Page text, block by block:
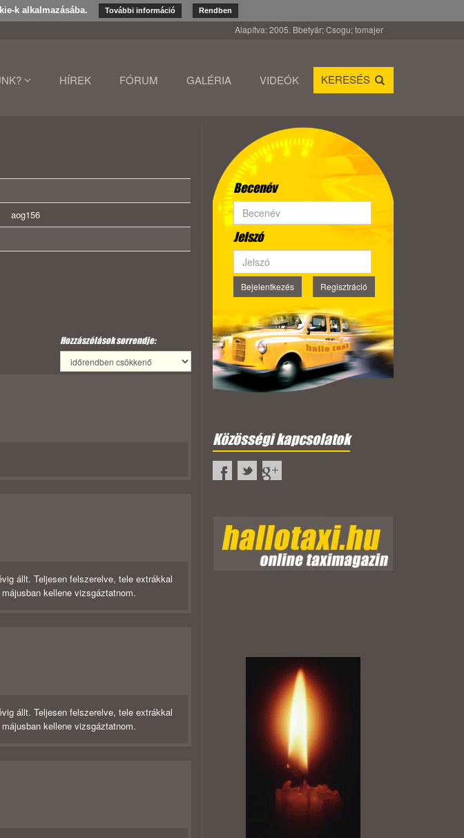
k alkalmazásába. További információ Rendben
Alapítva: 2005. Bbetyár; Csogu; tomajer
HÍREK FÓRUM GALÉRIA VIDEÓK KERESÉS
aog156
Hozzászólások sorrendje:
állt. Teljesen felszerelve, tele extrákkal
kellene vizsgáztatnom.
állt. Teljesen felszerelve, tele extrákkal
kellene vizsgáztatnom.
Becenév
Jelszó
Bejelentkezés Regisztráció
Közösségi kapcsolatok